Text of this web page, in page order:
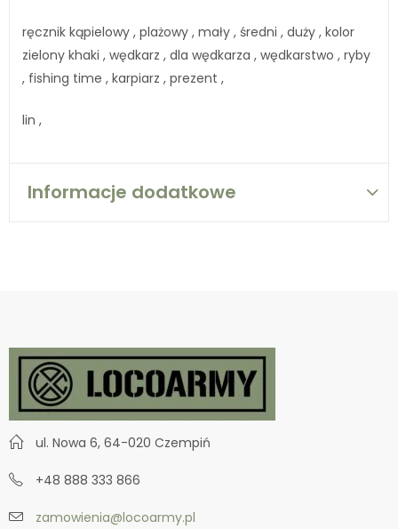
ręcznik kąpielowy , plażowy , mały , średni , duży , kolor
zielony khaki , wędkarz , dla wędkarza , wędkarstwo , ryby
, fishing time , karpiarz , prezent ,
lin ,
Informacje dodatkowe
ul. Nowa 6, 64-020 Czempiń
+48 888 333 866
zamowienia@locoarmy.pl